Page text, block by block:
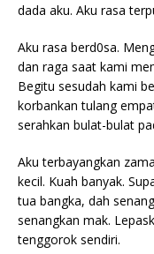
dada aku. Aku rasa
Aku rasa berd0sa.
dan raga saat kami
Begitu sesudah kami
korbankan tulang
serahkan bulat-bulat
Aku terbayangkan
kecil. Kuah banyak.
tua bangka, dah
senangkan mak.
tenggorok sendiri.